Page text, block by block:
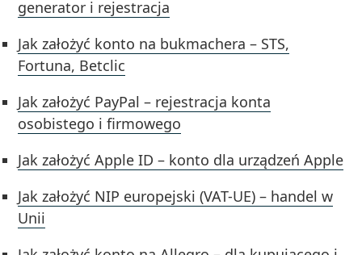
generator i rejestracja
Jak założyć konto na bukmachera – STS,
Fortuna, Betclic
Jak założyć PayPal – rejestracja konta
osobistego i firmowego
Jak założyć Apple ID – konto dla urządzeń Apple
Jak założyć NIP europejski (VAT-UE) – handel w
Unii